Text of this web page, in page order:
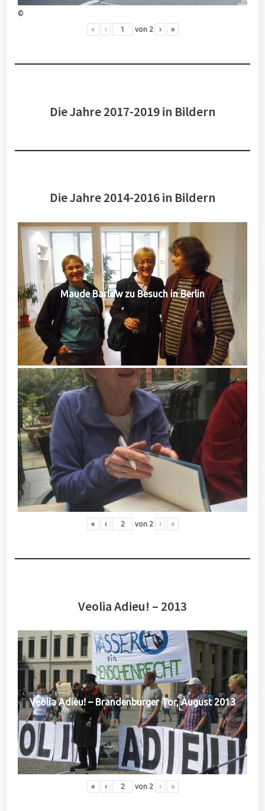
©
« ‹ von 2 › »
Die Jahre 2017-2019 in Bildern
Die Jahre 2014-2016 in Bildern
Maude Barlow zu Besuch in Berlin
« ‹ von 2 › »
Veolia Adieu! – 2013
Veolia Adieu! – Brandenburger Tor, August 2013
« ‹ von 2 › »